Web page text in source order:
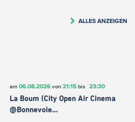
ALLES ANZEIGEN
am 06.08.2026von 21:15bis 23:30
La Boum (City Open Air Cinema
@Bonnevoie…